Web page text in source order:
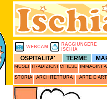
WEBCAM
RAGGIUNGERE
ISCHIA
OSPITALITA' TERME
MUSEI TRADIZIONI CHIESE IMMAGINI
STORIA ARCHITETTURA ARTE E